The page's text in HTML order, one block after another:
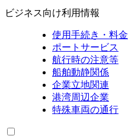
ビジネス向け利用情報
使用手続き・料金
ポートサービス
航行時の注意等
船舶動静関係
企業立地関連
港湾周辺企業
特殊車両の通行